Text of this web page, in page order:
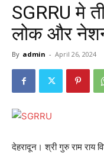
SGRRU मे
लोक और
By admin - April 26, 2024
देहरादून। श्री गुरु राम राय